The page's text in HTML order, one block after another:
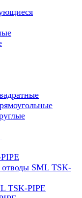
SML TSK-
TSK-PIPE